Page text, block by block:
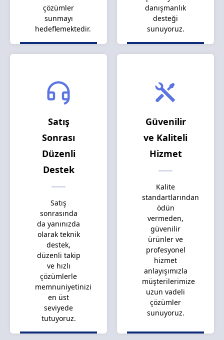
çözümler
sunmayı
hedeflemektedir.
danışmanlık
desteği
sunuyoruz.
Satış
Sonrası
Düzenli
Destek
Satış
sonrasında
da yanınızda
olarak teknik
destek,
düzenli takip
ve hızlı
çözümlerle
memnuniyetinizi
en üst
seviyede
tutuyoruz.
Güvenilir
ve Kaliteli
Hizmet
Kalite
standartlarından
ödün
vermeden,
güvenilir
ürünler ve
profesyonel
hizmet
anlayışımızla
müşterilerimize
uzun vadeli
çözümler
sunuyoruz.